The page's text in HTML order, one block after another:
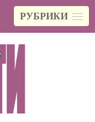
РУБРИКИ